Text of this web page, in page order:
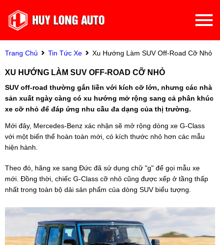
Trang Chủ Tin Tức Xe Xu Hướng Làm SUV Off-Road Cỡ Nhỏ
XU HƯỚNG LÀM SUV OFF-ROAD CỠ NHỎ
SUV off-road thường gắn liền với kích cỡ lớn, nhưng các nhà
sản xuất ngày càng có xu hướng mở rộng sang cả phân khúc
xe cỡ nhỏ để đáp ứng nhu cầu đa dạng của thị trường.
Mới đây, Mercedes-Benz xác nhận sẽ mở rộng dòng xe G-Class
với một biến thể hoàn toàn mới, có kích thước nhỏ hơn các mẫu
hiện hành.
Theo đó, hãng xe sang Đức đã sử dụng chữ "g" để gọi mẫu xe
mới. Đồng thời, chiếc G-Class cỡ nhỏ cũng được xếp ở tầng thấp
nhất trong toàn bộ dải sản phẩm của dòng SUV biểu tượng.